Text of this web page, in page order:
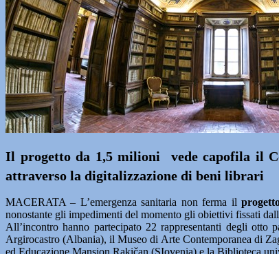
Il progetto da 1,5 milioni vede capofila il
attraverso la digitalizzazione di beni librari
MACERATA – L’emergenza sanitaria non ferma il
nonostante gli impedimenti del momento gli obiettivi fissati
All’incontro hanno partecipato 22 rappresentanti degli
Argirocastro (Albania), il Museo di Arte Contemporanea di
ed Educazione Mansion Rakičan (SIovenia) e la Biblioteca